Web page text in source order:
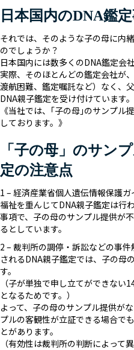
日本国内のDNA鑑
それでは、そのような子の母に内
のでしょうか？
日本国内には数多くのDNA鑑定会
実際、そのほとんどの鑑定会社が
渡航困難、鑑定嘱託など）なく、
DNA親子鑑定を受け付けています。
《当社では、｢子の母｣のサンプル
しております。》
「子の母」のサン
定の注意点
1 – 経済産業省個人遺伝情報保護
福祉を重んじてDNA親子鑑定は行
事項で、子の母のサンプル提供が
るとしています。
2 – 裁判所の調停・訴訟などの事
されるDNA親子鑑定では、子の母
す。
（子が単独で申し立てができな
となるためです。）
よって、子の母のサンプル提供が
プルの客観性が立証できる場合で
とがあります。
（有効性は裁判所の判断によって異